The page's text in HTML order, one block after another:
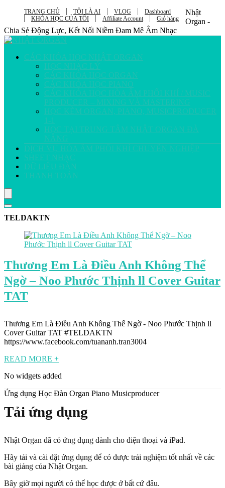
TRANG CHỦ TÔI LÀ AI VLOG
Dashboard
KHÓA HỌC CỦA TÔI
Affiliate Account Giỏ hàng
Nhật
Organ -
Chia Sẻ Động Lực, Kết Nối Niềm Đam Mê Âm Nhạc
CÁC KHÓA HỌC NHẬT ORGAN
HỌC NHẠC LÝ
CÁC KHÓA HỌC ORGAN
CÁC KHÓA HỌC PIANO
CÁC KHÓA HỌC HÒA ÂM PHỐI KHÍ / MUSIC
PRODUCER – MIXING VÀ MASTERING
HỌC KÈM ORGAN, PIANO, MUSICPRODUCER
1-1
HỌC TẠI TRUNG TÂM NHẬT ORGAN ĐÀ
NẴNG
DỊCH VỤ HÒA ÂM PHỐI KHÍ CHUYÊN NGHIỆP
SHEET NHẠC
DỮ LIỆU ĐÀN
THANH TOÁN
TELDAKTN
Thương Em Là Điều Anh Không Thể
Ngờ – Noo Phước Thịnh ll Cover Guitar
TAT
Thương Em Là Điều Anh Không Thể Ngờ - Noo Phước Thịnh ll
Cover Guitar TAT #TELDAKTN
https://www.facebook.com/tuananh.tran3004
READ MORE +
No widgets added
Ứng dụng Học Đàn Organ Piano Musicproducer
Tải ứng dụng
Nhật Organ đã có ứng dụng dành cho điện thoại và iPad.
Hãy tải và cài đặt ứng dụng để có được trải nghiệm tốt nhất về các
bài giảng của Nhật Organ.
Bây giờ mọi người có thể học được ở bất cứ đâu.